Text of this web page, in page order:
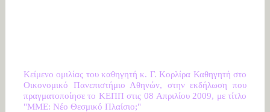
Κείμενο ομιλίας του καθηγητή κ. Γ. Κορλίρα Καθηγητή στο
Οικονομικό Πανεπιστήμιο Αθηνών, στην εκδήλωση που
πραγματοποίησε το ΚΕΠΠ στις 08 Απριλίου 2009, με τίτλο
"ΜΜΕ: Νέο Θεσμικό Πλαίσιο;"